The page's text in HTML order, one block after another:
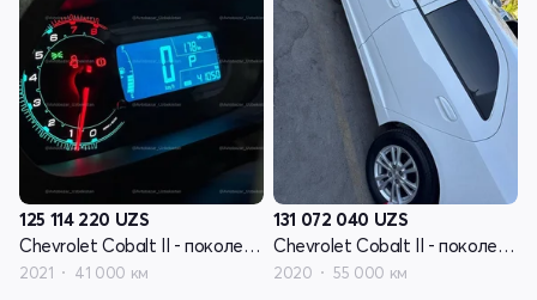
125 114 220 UZS
Chevrolet Cobalt II - поколение рестайлинг
2021 41 000 км
131 072 040 UZS
Chevrolet Cobalt II - поколение рестайлинг
2020 55 000 км